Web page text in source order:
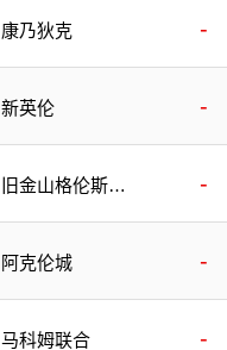
康乃狄克 -
新英伦 -
旧金山格伦斯S
-
阿克伦城 -
马科姆联合 -